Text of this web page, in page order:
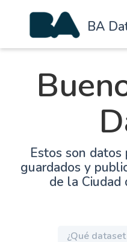
BA
Estos son datos
guardados y
de la Ciudad